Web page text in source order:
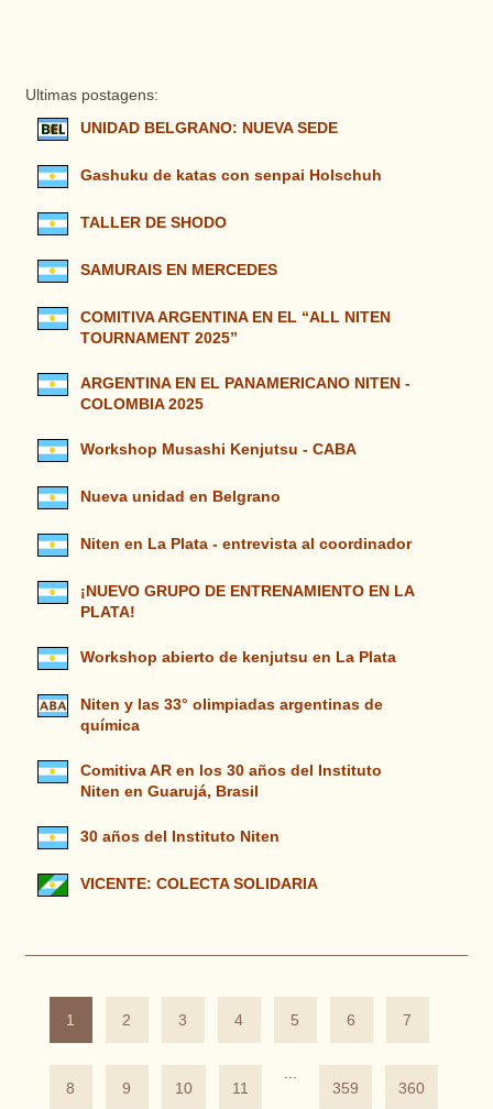
Ultimas postagens:
UNIDAD BELGRANO: NUEVA SEDE
Gashuku de katas con senpai Holschuh
TALLER DE SHODO
SAMURAIS EN MERCEDES
COMITIVA ARGENTINA EN EL “ALL NITEN
TOURNAMENT 2025”
ARGENTINA EN EL PANAMERICANO NITEN -
COLOMBIA 2025
Workshop Musashi Kenjutsu - CABA
Nueva unidad en Belgrano
Niten en La Plata - entrevista al coordinador
¡NUEVO GRUPO DE ENTRENAMIENTO EN LA
PLATA!
Workshop abierto de kenjutsu en La Plata
Niten y las 33° olimpiadas argentinas de
química
Comitiva AR en los 30 años del Instituto
Niten en Guarujá, Brasil
30 años del Instituto Niten
VICENTE: COLECTA SOLIDARIA
1 2 3 4 5 6 7
8 9 10 11
...
359
360